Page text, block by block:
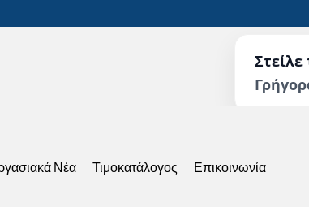
Νέα Τιμοκατάλογος Επικοινωνία